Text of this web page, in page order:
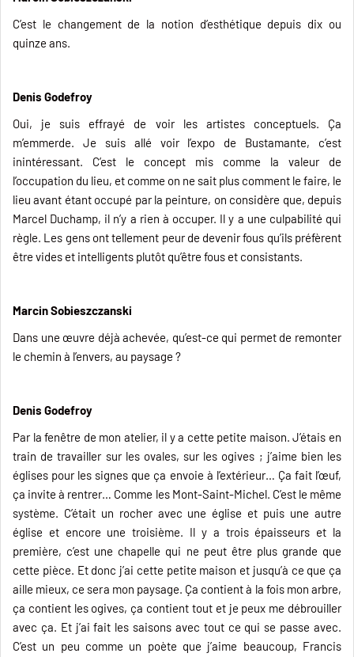
C’est le changement de la notion d’esthétique depuis dix ou
quinze ans.
Denis Godefroy
Oui, je suis effrayé de voir les artistes conceptuels. Ça
m’emmerde. Je suis allé voir l’expo de Bustamante, c’est
inintéressant. C’est le concept mis comme la valeur de
l’occupation du lieu, et comme on ne sait plus comment le faire, le
lieu avant étant occupé par la peinture, on considère que, depuis
Marcel Duchamp, il n’y a rien à occuper. Il y a une culpabilité qui
règle. Les gens ont tellement peur de devenir fous qu’ils préfèrent
être vides et intelligents plutôt qu’être fous et consistants.
Marcin Sobieszczanski
Dans une œuvre déjà achevée, qu’est-ce qui permet de remonter
le chemin à l’envers, au paysage ?
Denis Godefroy
Par la fenêtre de mon atelier, il y a cette petite maison. J’étais en
train de travailler sur les ovales, sur les ogives ; j’aime bien les
églises pour les signes que ça envoie à l’extérieur… Ça fait l’œuf,
ça invite à rentrer… Comme les Mont-Saint-Michel. C’est le même
système. C’était un rocher avec une église et puis une autre
église et encore une troisième. Il y a trois épaisseurs et la
première, c’est une chapelle qui ne peut être plus grande que
cette pièce. Et donc j’ai cette petite maison et jusqu’à ce que ça
aille mieux, ce sera mon paysage. Ça contient à la fois mon arbre,
ça contient les ogives, ça contient tout et je peux me débrouiller
avec ça. Et j’ai fait les saisons avec tout ce qui se passe avec.
C’est un peu comme un poète que j’aime beaucoup, Francis